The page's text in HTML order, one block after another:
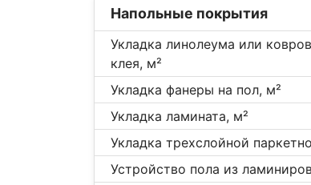
Напольные покрытия
Укладка линолеума или
клея, м²
Укладка фанеры на пол, м²
Укладка ламината, м²
Укладка трехслойной
Устройство пола из